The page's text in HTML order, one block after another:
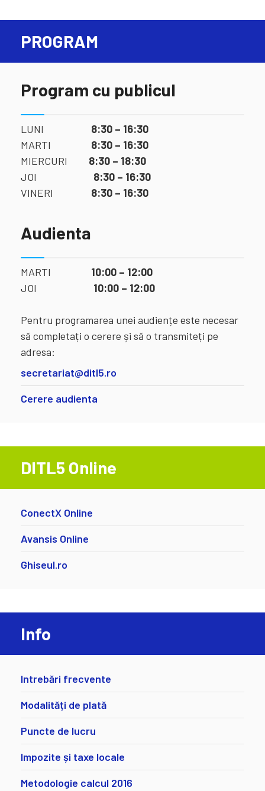
PROGRAM
Program cu publicul
LUNI 8:30 – 16:30
MARTI 8:30 – 16:30
MIERCURI 8:30 – 18:30
JOI 8:30 – 16:30
VINERI 8:30 – 16:30
Audienta
MARTI 10:00 – 12:00
JOI 10:00 – 12:00
Pentru programarea unei audiențe este necesar
să completați o cerere și să o transmiteți pe
adresa:
secretariat@ditl5.ro
Cerere audienta
DITL5 Online
ConectX Online
Avansis Online
Ghiseul.ro
Info
Intrebări frecvente
Modalități de plată
Puncte de lucru
Impozite și taxe locale
Metodologie calcul 2016